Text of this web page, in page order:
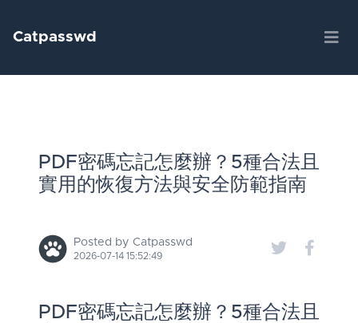
Catpasswd
PDF密碼忘記怎麼辦？5種合法且
實用的恢復方法與安全防範指南
Posted by Catpasswd
2026-07-14 15:52:49
PDF密碼忘記怎麼辦？5種合法且